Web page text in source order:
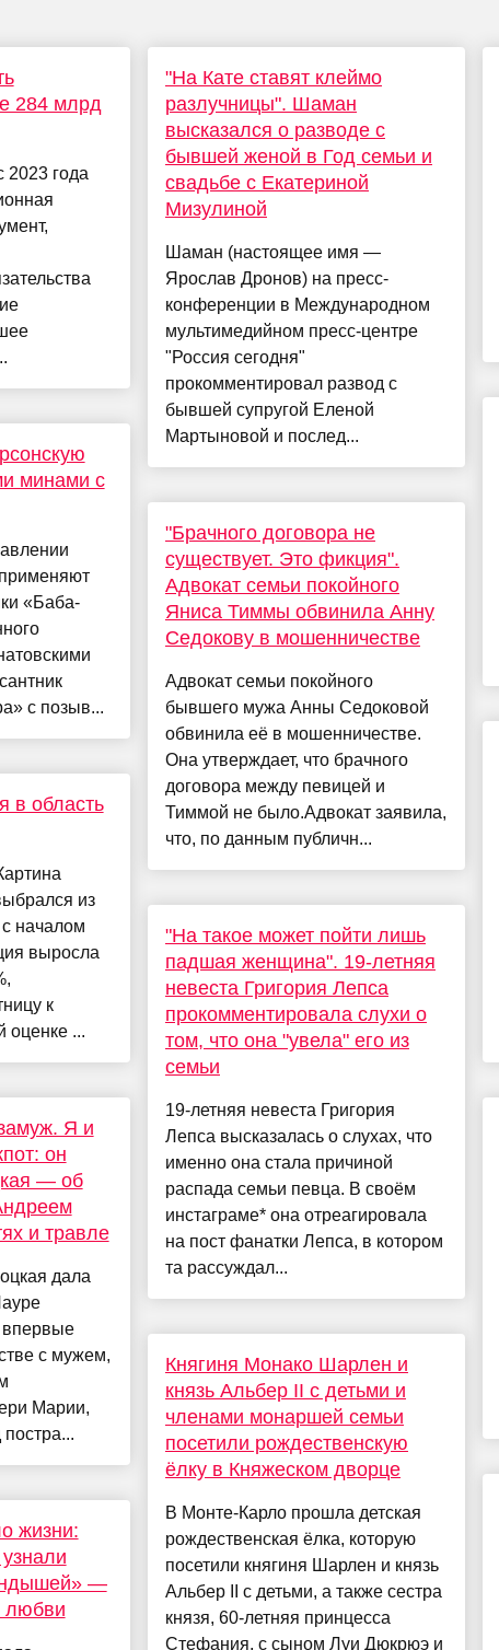
284 млрд
2023 года
минами с
«Баба-
с позыв...
в область
из
началом
выросла
к
оценке ...
Я и
он
— об
и травле
дала
впервые
с мужем,
Марии,
постра...
жизни:
—
любви
"На Кате ставят клеймо
разлучницы". Шаман
высказался о разводе с
бывшей женой в Год семьи и
свадьбе с Екатериной
Мизулиной
Шаман (настоящее имя —
Ярослав Дронов) на пресс-
конференции в Международном
мультимедийном пресс-центре
"Россия сегодня"
прокомментировал развод с
бывшей супругой Еленой
Мартыновой и послед...
"Брачного договора не
существует. Это фикция".
Адвокат семьи покойного
Яниса Тиммы обвинила Анну
Седокову в мошенничестве
Адвокат семьи покойного
бывшего мужа Анны Седоковой
обвинила её в мошенничестве.
Она утверждает, что брачного
договора между певицей и
Тиммой не было.Адвокат заявила,
что, по данным публичн...
"На такое может пойти лишь
падшая женщина". 19-летняя
невеста Григория Лепса
прокомментировала слухи о
том, что она "увела" его из
семьи
19-летняя невеста Григория
Лепса высказалась о слухах, что
именно она стала причиной
распада семьи певца. В своём
инстаграме* она отреагировала
на пост фанатки Лепса, в котором
та рассуждал...
Княгиня Монако Шарлен и
князь Альбер II с детьми и
членами монаршей семьи
посетили рождественскую
ёлку в Княжеском дворце
В Монте-Карло прошла детская
рождественская ёлка, которую
посетили княгиня Шарлен и князь
Альбер II с детьми, а также сестра
князя, 60-летняя принцесса
Стефания, с сыном Луи Дюкрюэ и